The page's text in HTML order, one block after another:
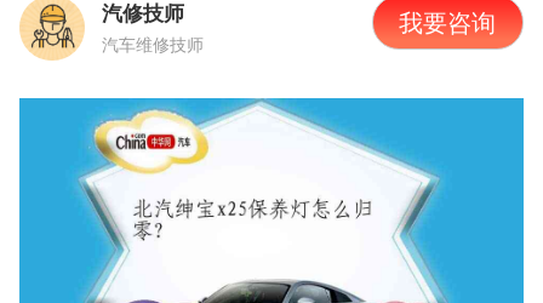
汽修技师
汽车维修技师
我要咨询